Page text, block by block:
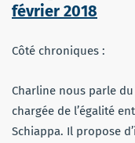
février 2018
Côté chroniques :
Charline nous parle
chargée de l’égalité
Schiappa. Il propose